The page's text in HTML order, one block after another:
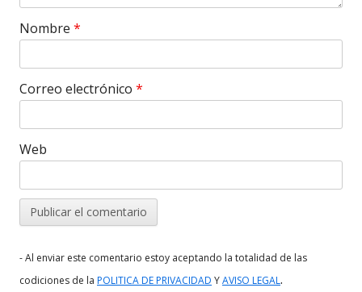
Nombre *
Correo electrónico *
Web
- Al enviar este comentario estoy aceptando la totalidad de las
codiciones de la POLITICA DE PRIVACIDAD YAVISO LEGAL.